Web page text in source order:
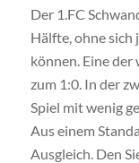
Der 1.FC
Hälfte, ohne sich
können. Eine
zum 1:0. In der
Spiel mit wenig
Aus einem
Ausgleich. Den